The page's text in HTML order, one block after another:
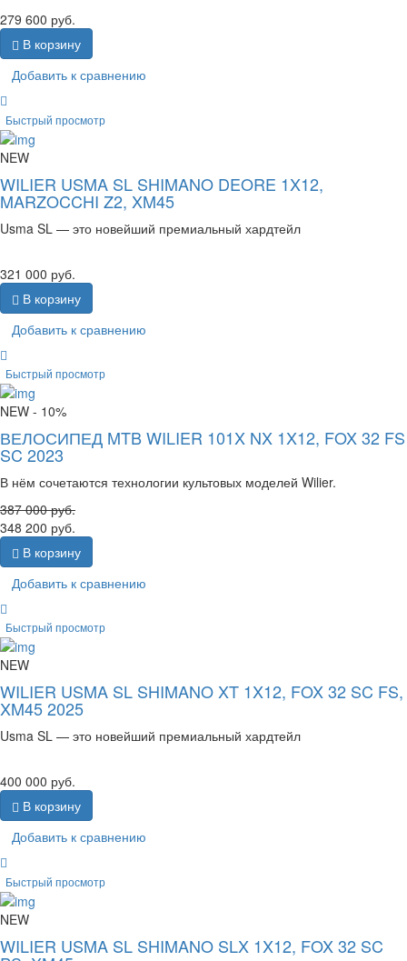
279 600 руб.
В корзину
Добавить к сравнению
Быстрый просмотр
NEW
WILIER USMA SL SHIMANO DEORE 1X12,
MARZOCCHI Z2, XM45
Usma SL — это новейший премиальный хардтейл
321 000 руб.
В корзину
Добавить к сравнению
Быстрый просмотр
NEW - 10%
ВЕЛОСИПЕД MTB WILIER 101X NX 1X12, FOX 32 FS
SC 2023
В нём сочетаются технологии культовых моделей Wilier.
387 000руб.
348 200 руб.
В корзину
Добавить к сравнению
Быстрый просмотр
NEW
WILIER USMA SL SHIMANO XT 1X12, FOX 32 SC FS,
XM45 2025
Usma SL — это новейший премиальный хардтейл
400 000 руб.
В корзину
Добавить к сравнению
Быстрый просмотр
NEW
WILIER USMA SL SHIMANO SLX 1X12, FOX 32 SC